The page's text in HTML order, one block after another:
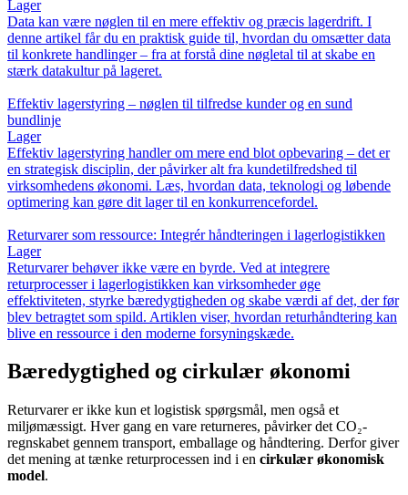
Lager
Data kan være nøglen til en mere effektiv og præcis lagerdrift. I
denne artikel får du en praktisk guide til, hvordan du omsætter data
til konkrete handlinger – fra at forstå dine nøgletal til at skabe en
stærk datakultur på lageret.
Effektiv lagerstyring – nøglen til tilfredse kunder og en sund
bundlinje
Lager
Effektiv lagerstyring handler om mere end blot opbevaring – det er
en strategisk disciplin, der påvirker alt fra kundetilfredshed til
virksomhedens økonomi. Læs, hvordan data, teknologi og løbende
optimering kan gøre dit lager til en konkurrencefordel.
Returvarer som ressource: Integrér håndteringen i lagerlogistikken
Lager
Returvarer behøver ikke være en byrde. Ved at integrere
returprocesser i lagerlogistikken kan virksomheder øge
effektiviteten, styrke bæredygtigheden og skabe værdi af det, der før
blev betragtet som spild. Artiklen viser, hvordan returhåndtering kan
blive en ressource i den moderne forsyningskæde.
Bæredygtighed og cirkulær økonomi
Returvarer er ikke kun et logistisk spørgsmål, men også et
miljømæssigt. Hver gang en vare returneres, påvirker det CO₂-
regnskabet gennem transport, emballage og håndtering. Derfor giver
det mening at tænke returprocessen ind i en cirkulær økonomisk
model.